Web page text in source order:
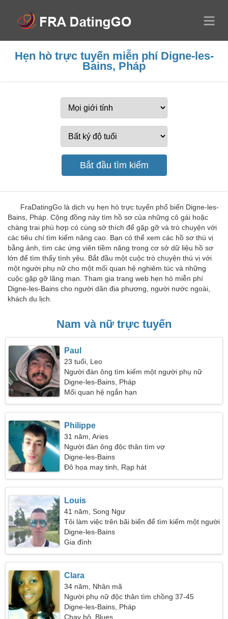
Hẹn hò trực tuyến miễn phí Digne-les-
Bains, Pháp
FraDatingGo là dịch vụ hẹn hò trực tuyến phổ biến Digne-les-
Bains, Pháp. Cộng đồng này tìm hồ sơ của những cô gái hoặc
chàng trai phù hợp có cùng sở thích để gặp gỡ và trò chuyện với
các tiêu chí tìm kiếm nâng cao. Bạn có thể xem các hồ sơ thú vị
bằng ảnh, tìm các ứng viên tiềm năng trong cơ sở dữ liệu hồ sơ
lớn để tìm thấy tình yêu. Bắt đầu một cuộc trò chuyện thú vị với
một người phụ nữ cho một mối quan hệ nghiêm túc và những
cuộc gặp gỡ lãng mạn. Tham gia trang web hẹn hò miễn phí
Digne-les-Bains cho người dân địa phương, người nước ngoài,
khách du lịch.
Nam và nữ trực tuyến
Paul
23 tuổi, Leo
Người đàn ông tìm kiếm một người phụ nữ
Digne-les-Bains, Pháp
Mối quan hệ ngắn hạn
Philippe
31 năm, Aries
Người đàn ông độc thân tìm vợ
Digne-les-Bains
Đô họa may tinh, Rạp hát
Louis
41 năm, Song Ngư
Tôi làm việc trên bãi biển để tìm kiếm một người
phụ nữ hài hước
Digne-les-Bains
Gia đình
Clara
34 năm, Nhân mã
Người phụ nữ độc thân tìm chồng 37-45
Digne-les-Bains, Pháp
Chạy bộ, Blues